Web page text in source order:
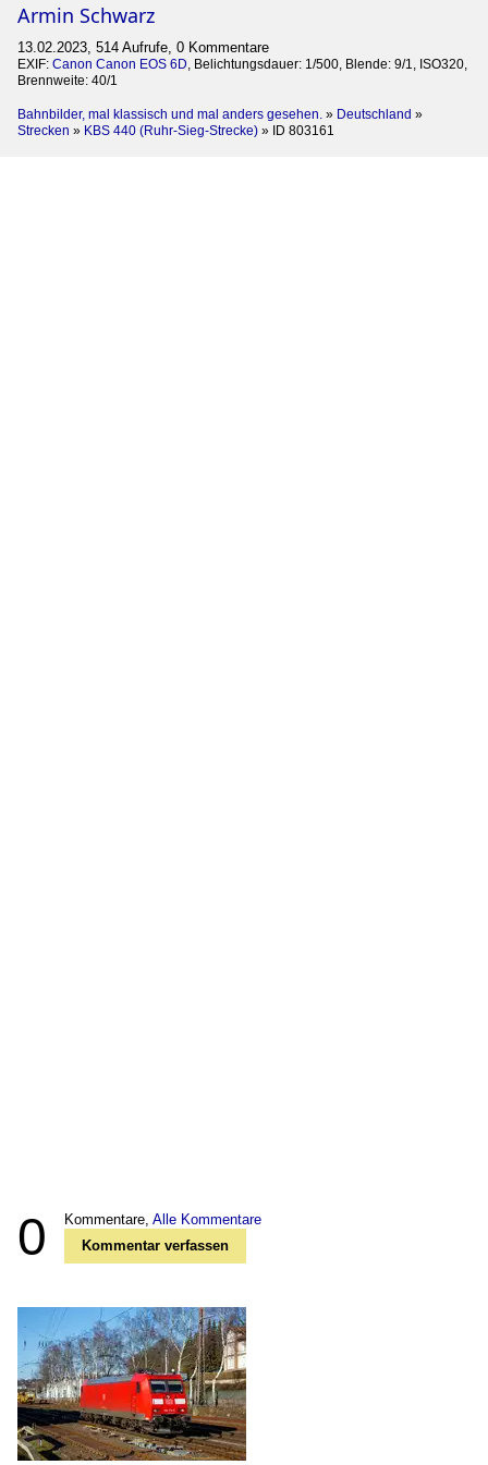
Armin Schwarz
13.02.2023, 514 Aufrufe, 0 Kommentare
EXIF: Canon Canon EOS 6D , Belichtungsdauer: 1/500, Blende: 9/1, ISO320,
Brennweite: 40/1
Bahnbilder, mal klassisch und mal anders gesehen. » Deutschland »
Strecken » KBS 440 (Ruhr-Sieg-Strecke) » ID 803161
0 Kommentare, Alle Kommentare
Kommentar verfassen